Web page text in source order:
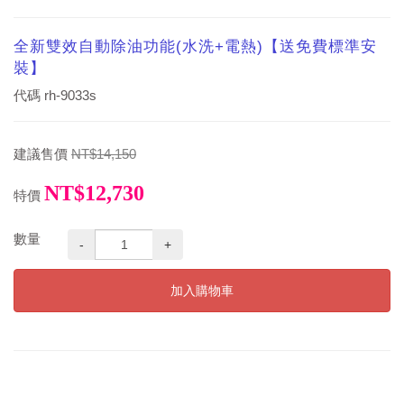
全新雙效自動除油功能(水洗+電熱)【送免費標準安
裝】
代碼 rh-9033s
建議售價 NT$14,150
特價 NT$12,730
數量 - +
加入購物車